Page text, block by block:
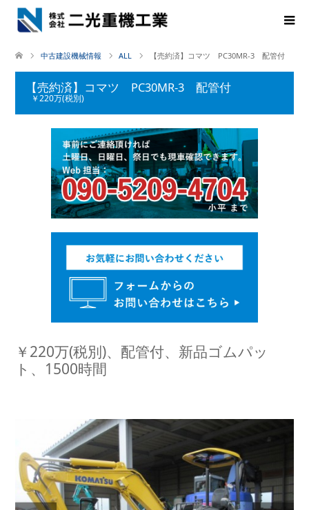
中古建設機械情報 ALL 【売約済】コマツ PC30MR-3 配管付
【売約済】コマツ PC30MR-3 配管付
￥220万(税別)
￥220万(税別)、配管付、新品ゴムパッ
ト、1500時間